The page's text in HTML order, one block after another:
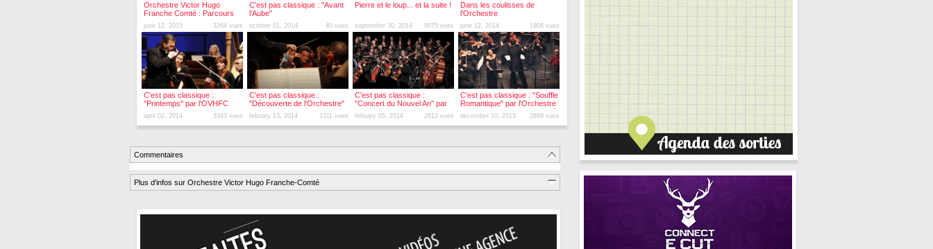
Orchestre Victor Hugo
Franche Comté : Parcours
Scolaire
june 12, 2015 3264 vues
C'est pas classique : "Avant
l'Aube"
october 01, 2014 40 vues
Pierre et le loup... et la suite !
september 30, 2014 8075 vues
Dans les coulisses de
l'Orchestre
june 12, 2014 1908 vues
C'est pas classique :
"Printemps" par l'OVHFC
april 02, 2014 3343 vues
C'est pas classique :
"Découverte de l'Orchestre"
par l'OVHFC
febuary 13, 2014 2311 vues
C'est pas classique :
"Concert du Nouvel An" par
l'OVHFC
febuary 05, 2014 2612 vues
C'est pas classique : "Souffle
Romantique" par l'Orchestre
Victor-Hugo Franche-Comté
december 10, 2013 2869 vues
Commentaires
Plus d'infos sur Orchestre Victor Hugo Franche-Comté